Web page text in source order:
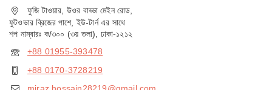
ফুজি টাওয়ার, উওর বাড্ডা মেইন রোড,
ফুটওভার ব্রিজের পাশে, ইউ-টার্ন এর সাথে
শপ নাম্বারঃ ক/৩০০ (৩য় তলা), ঢাকা-১২১২
+88 01955-393478
+88 0170-3728219